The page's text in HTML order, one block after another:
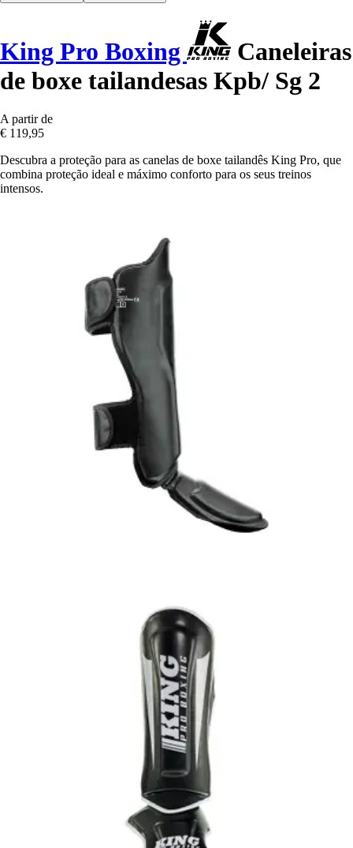
King Pro Boxing
Caneleiras
de boxe tailandesas Kpb/ Sg 2
A partir de
€ 119,95
Descubra a proteção para as canelas de boxe tailandês King Pro, que
combina proteção ideal e máximo conforto para os seus treinos
intensos.